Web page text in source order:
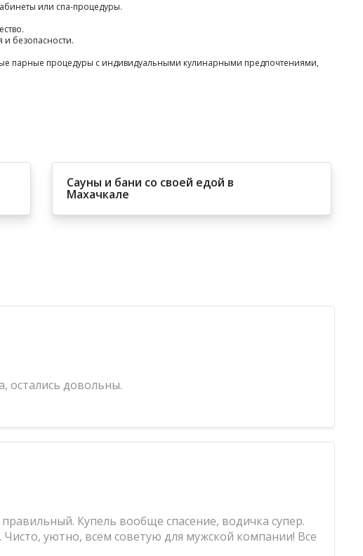
или спа-процедуры.
безопасности.
парные процедуры с индивидуальными кулинарными предпочтениями,
Сауны и бани со своей едой в
Махачкале
остались довольны.
Купель вообще спасение, водичка супер.
уютно, всем советую для мужской компании! Все